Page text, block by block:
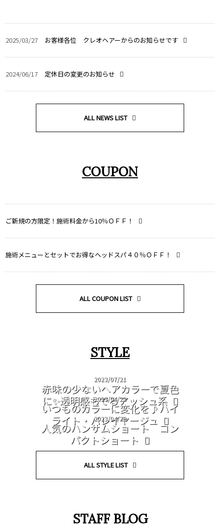
2025/03/27 お客様各位 クレオヘアーからのお知らせです
2024/06/17 定休日の変更のお知らせ
ALL NEWS LIST
COUPON
ご新規の方限定！施術料金から10％ＯＦＦ！
施術メニューとセットでお得なヘッドスパ４０％ＯＦＦ！
ALL COUPON LIST
STYLE
2023/07/21
赤味の少ないヘアカラーで夏色
に✨透明感もでるアッシュ系
2023/04/22
いつものカラーに変化を♪ハイ
ライト・バレイヤージュ
2023/04/20
人気のハンサムショート コン
パクトショート
ALL STYLE LIST
STAFF BLOG